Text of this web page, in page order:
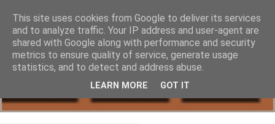
This site uses cookies from Google to deliver its services
and to analyze traffic. Your IP address and user-agent are
shared with Google along with performance and security
metrics to ensure quality of service, generate usage
statistics, and to detect and address abuse.
LEARN MORE GOT IT